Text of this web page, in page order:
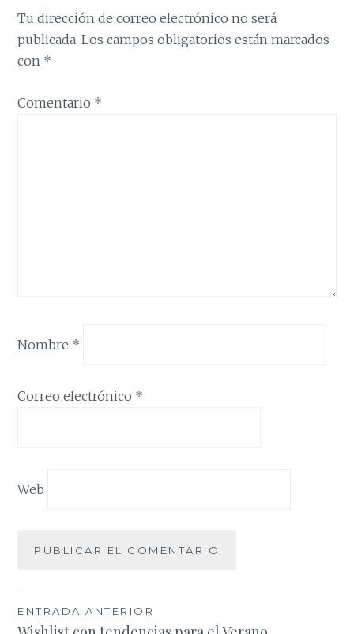
Tu dirección de correo electrónico no será
publicada. Los campos obligatorios están marcados
con *
Comentario *
Nombre *
Correo electrónico *
Web
Navegación
ENTRADA ANTERIOR